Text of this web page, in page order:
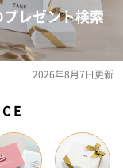
プレゼント検索
2026年8月7日更新